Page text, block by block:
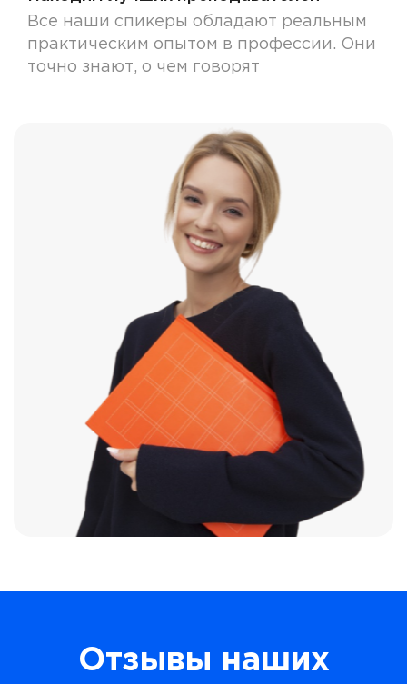
Все наши спикеры обладают реальным
практическим опытом в профессии. Они
точно знают, о чем говорят
Отзывы наших